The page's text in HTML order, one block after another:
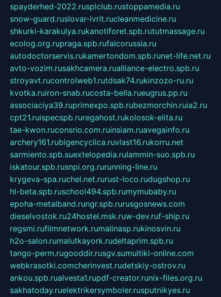
spayderhed-2022.rusplclub.rustoppamedia.ru
snow-guard.ruslovar-ivrit.rucleanmedicine.ru
shkurki-karakulya.rukanotiforet.spb.rututmassage.ru
ecolog.org.rupraga.spb.rufalcorussia.ru
autodoctorservis.rukamertondom.spb.runet-life.net.ru
avto-vozim.rusakhcamera.rualliance-electro.spb.ru
stroyavt.rucontrolweb1.rutdsak74.rukinzozo-ru.ru
kvotka.ruiron-snab.rucosta-bella.rueugrus.pp.ru
associaciya39.ruprimexpo.spb.rubezmorchin.ruia2.ru
cpt21.ruispecspb.ruregahost.rukolosok-elita.ru
tae-kwon.ruconsrio.com.ruinsiam.ruavegainfo.ru
archery161.rubigencyclica.ruvlast16.rukorru.net
sarmiento.spb.suextelopedia.rulammin-suo.spb.ru
iskatour.spb.rusnpi.org.rurunning-line.ru
krygeva-spa.ruchel.net.rurust-loco.rudugshop.ru
hl-beta.spb.ruschool494.spb.rumymubaby.ru
epoha-metalband.rungr.spb.rurusgosnews.com
dieselvostok.ru24hostel.msk.ruw-dev.ruf-ship.ru
regsmi.rufilmnetwork.rumalinasp.rukinosvin.ru
h2o-salon.rumalutkayork.rudeltaprim.spb.ru
tango-perm.rugooddir.rusgv.sumultiki-online.com
webkrasotki.comcherinvest.rudetskiy-ostrov.ru
ankou.spb.rualvesta1.rupdf-creator.runix-files.org.ru
sakhatoday.ruelektrikersymboler.rusputnikyes.ru